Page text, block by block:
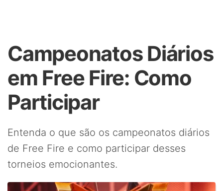
Campeonatos Diários
em Free Fire: Como
Participar
Entenda o que são os campeonatos diários
de Free Fire e como participar desses
torneios emocionantes.